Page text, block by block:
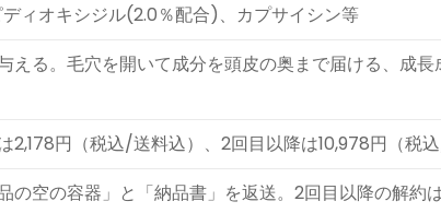
ィオキシジル(2.0％配合)、カプサイシン等
える。毛穴を開いて成分を頭皮の奥まで届ける、成長
2,178円（税込/送料込）、2回目以降は10,978円（税込
の空の容器」と「納品書」を返送。2回目以降の解約